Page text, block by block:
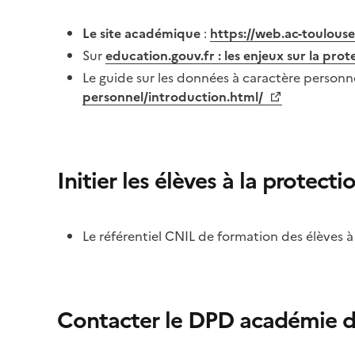
Le site académique : https://web.ac-
Sureducation.gouv.fr : les enjeux sur la
Le guide sur les données à caractère
personnel/introduction.html/
Initier les élèves à la
Le référentiel CNIL de formation des
Contacter le DPD académie